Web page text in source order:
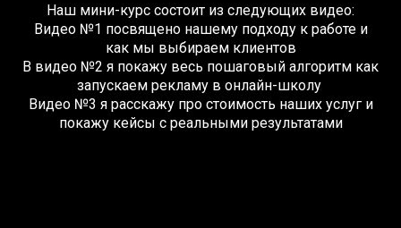
Наш мини-курс состоит из следующих видео:
Видео №1 посвящено нашему подходу к работе и
как мы выбираем клиентов
В видео №2 я покажу весь пошаговый алгоритм как
запускаем рекламу в онлайн-школу
Видео №3 я расскажу про стоимость наших услуг и
покажу кейсы с реальными результатами